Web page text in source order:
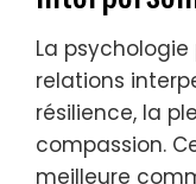
contribuent au
satisfaction de
Comment
peut-elle